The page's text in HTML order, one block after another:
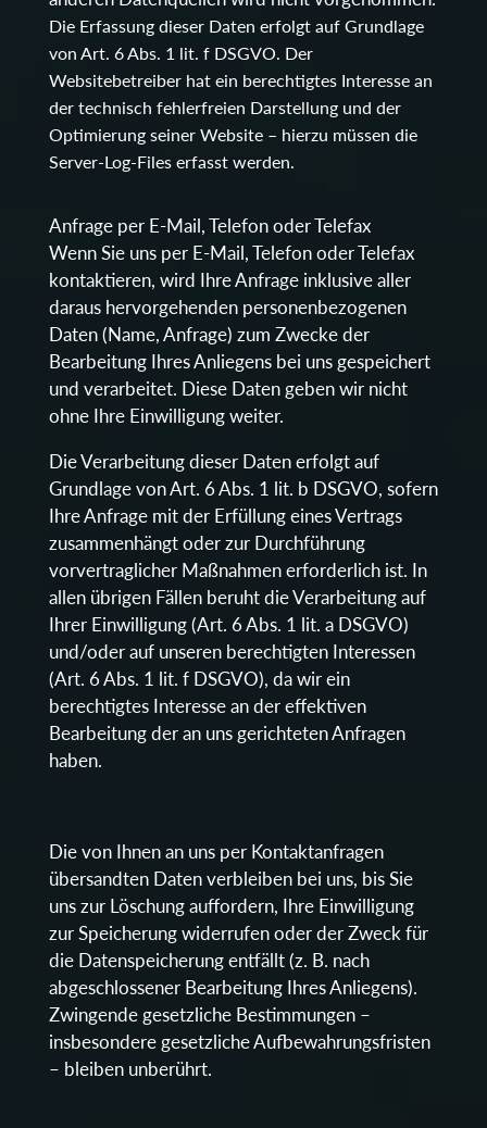
Die Erfassung dieser Daten erfolgt auf Grundlage
von Art. 6 Abs. 1 lit. f DSGVO. Der
Websitebetreiber hat ein berechtigtes Interesse an
der technisch fehlerfreien Darstellung und der
Optimierung seiner Website – hierzu müssen die
Server-Log-Files erfasst werden.
Anfrage per E-Mail, Telefon oder Telefax
Wenn Sie uns per E-Mail, Telefon oder Telefax
kontaktieren, wird Ihre Anfrage inklusive aller
daraus hervorgehenden personenbezogenen
Daten (Name, Anfrage) zum Zwecke der
Bearbeitung Ihres Anliegens bei uns gespeichert
und verarbeitet. Diese Daten geben wir nicht
ohne Ihre Einwilligung weiter.
Die Verarbeitung dieser Daten erfolgt auf
Grundlage von Art. 6 Abs. 1 lit. b DSGVO, sofern
Ihre Anfrage mit der Erfüllung eines Vertrags
zusammenhängt oder zur Durchführung
vorvertraglicher Maßnahmen erforderlich ist. In
allen übrigen Fällen beruht die Verarbeitung auf
Ihrer Einwilligung (Art. 6 Abs. 1 lit. a DSGVO)
und/oder auf unseren berechtigten Interessen
(Art. 6 Abs. 1 lit. f DSGVO), da wir ein
berechtigtes Interesse an der effektiven
Bearbeitung der an uns gerichteten Anfragen
haben.
Die von Ihnen an uns per Kontaktanfragen
übersandten Daten verbleiben bei uns, bis Sie
uns zur Löschung auffordern, Ihre Einwilligung
zur Speicherung widerrufen oder der Zweck für
die Datenspeicherung entfällt (z. B. nach
abgeschlossener Bearbeitung Ihres Anliegens).
Zwingende gesetzliche Bestimmungen –
insbesondere gesetzliche Aufbewahrungsfristen
– bleiben unberührt.